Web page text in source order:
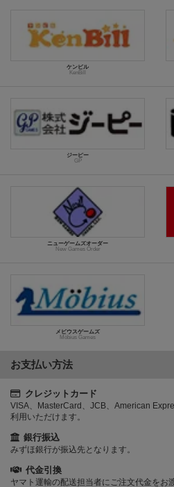
ケンビル
KenBill
ジーピー
GP
ニューゲームズオーダー
New Games Order
メビウスゲームズ
Möbius Games
お支払い方法
クレジットカード
VISA、MasterCard、JCB、American
利用いただけます。
銀行振込
みずほ銀行が振込先となります。
代金引換
ヤマト運輸の配送担当者にご注文代金をお